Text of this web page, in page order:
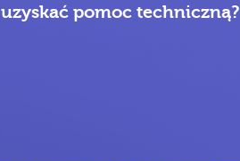
pomoc techniczną?